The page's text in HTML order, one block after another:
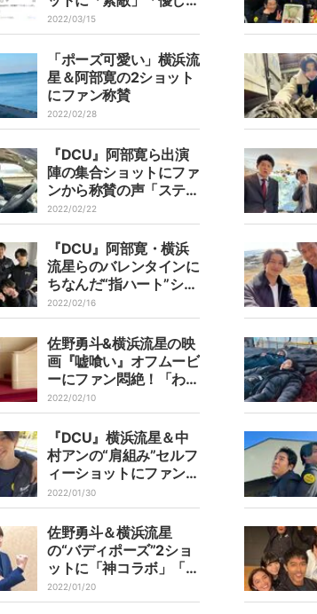
眼差しにキュン」の声
2022/03/15
「ポーズ可愛い」横浜流
星＆阿部寛の2ショット
にファン称賛
2022/02/28
『DCU』阿部寛ら出演
陣の集合ショットにファ
ンから称賛の声「ステキ
なオフショット」
2022/02/22
『DCU』阿部寛・横浜
流星らのバレンタインに
ちなんだ“指ハート”ショ
ットにファン歓喜「とて
もハッピーな気持ちにな
った」
2022/02/16
佐野勇斗&横浜流星の映
画『嘘喰い』オフムービ
ーにファン悶絶！「わち
ゃわちゃしてる2人可愛
い」「結婚したい」の声
2022/02/10
『DCU』横浜流星＆中
村アンの“肩組み”セルフ
ィーショットにファン絶
賛「とってもいい笑顔」
2022/01/30
佐野勇斗＆横浜流星
の“バディポーズ”2ショ
ットに「神コラボ」「最
強バディ誕生」とファン
感激！
2022/01/20